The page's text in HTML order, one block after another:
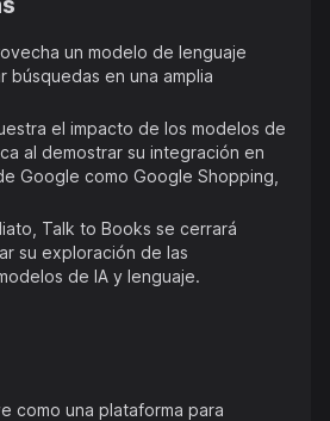
un modelo de lenguaje
búsquedas en una amplia
el impacto de los modelos de
al demostrar su integración en
Google como Google Shopping,
Talk to Books se cerrará
su exploración de las
de IA y lenguaje.
como una plataforma para